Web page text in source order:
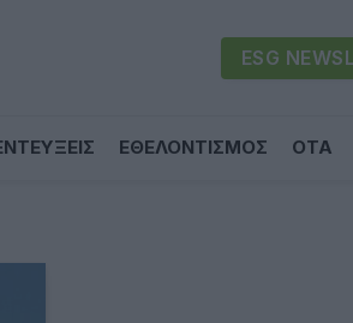
ESG
ΕΘΕΛΟΝΤΙΣΜΟΣ ΟΤΑ